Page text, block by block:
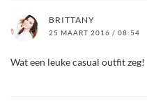
BRITTANY
25 MAART 2016 / 08:54
Wat een leuke casual outfit zeg!